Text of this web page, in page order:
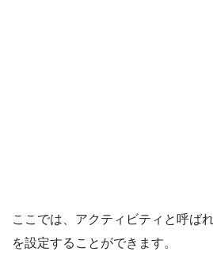
ここでは、アクティビティと呼ば
を設定することができます。